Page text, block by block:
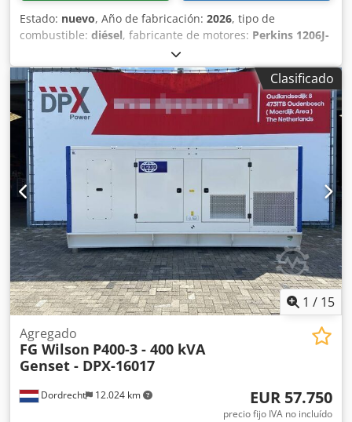
Estado: nuevo, Año de fabricación: 2026, tipo de
combustible: diésel, fabricante de motores: Perkins 1206J-
, Propósito de uso: Construcción Peso en vacío:
3.651 kg Potencia del generador: 200 kVA Dimensiones del
compartimento de carga: 409 x 142 x 237 cm Cjdpsx S
Umvofx Aiforf Marcado CE: sí Nivel de emisiones: Stage V /
Tier IV final Capacidad del depósito de agua: 822 l País de
fabricación: CN Contacte al equipo de DPX para más
información. = Más opciones y accesorios = - Batería -
Panel de control - Techo de acero - Tanque
Clasificado
1 / 15
Dordrecht 12.024 km
Agregado
FG Wilson P400-3 - 400 kVA
Genset - DPX-16017
EUR 57.750
precio fijo IVA no incluído